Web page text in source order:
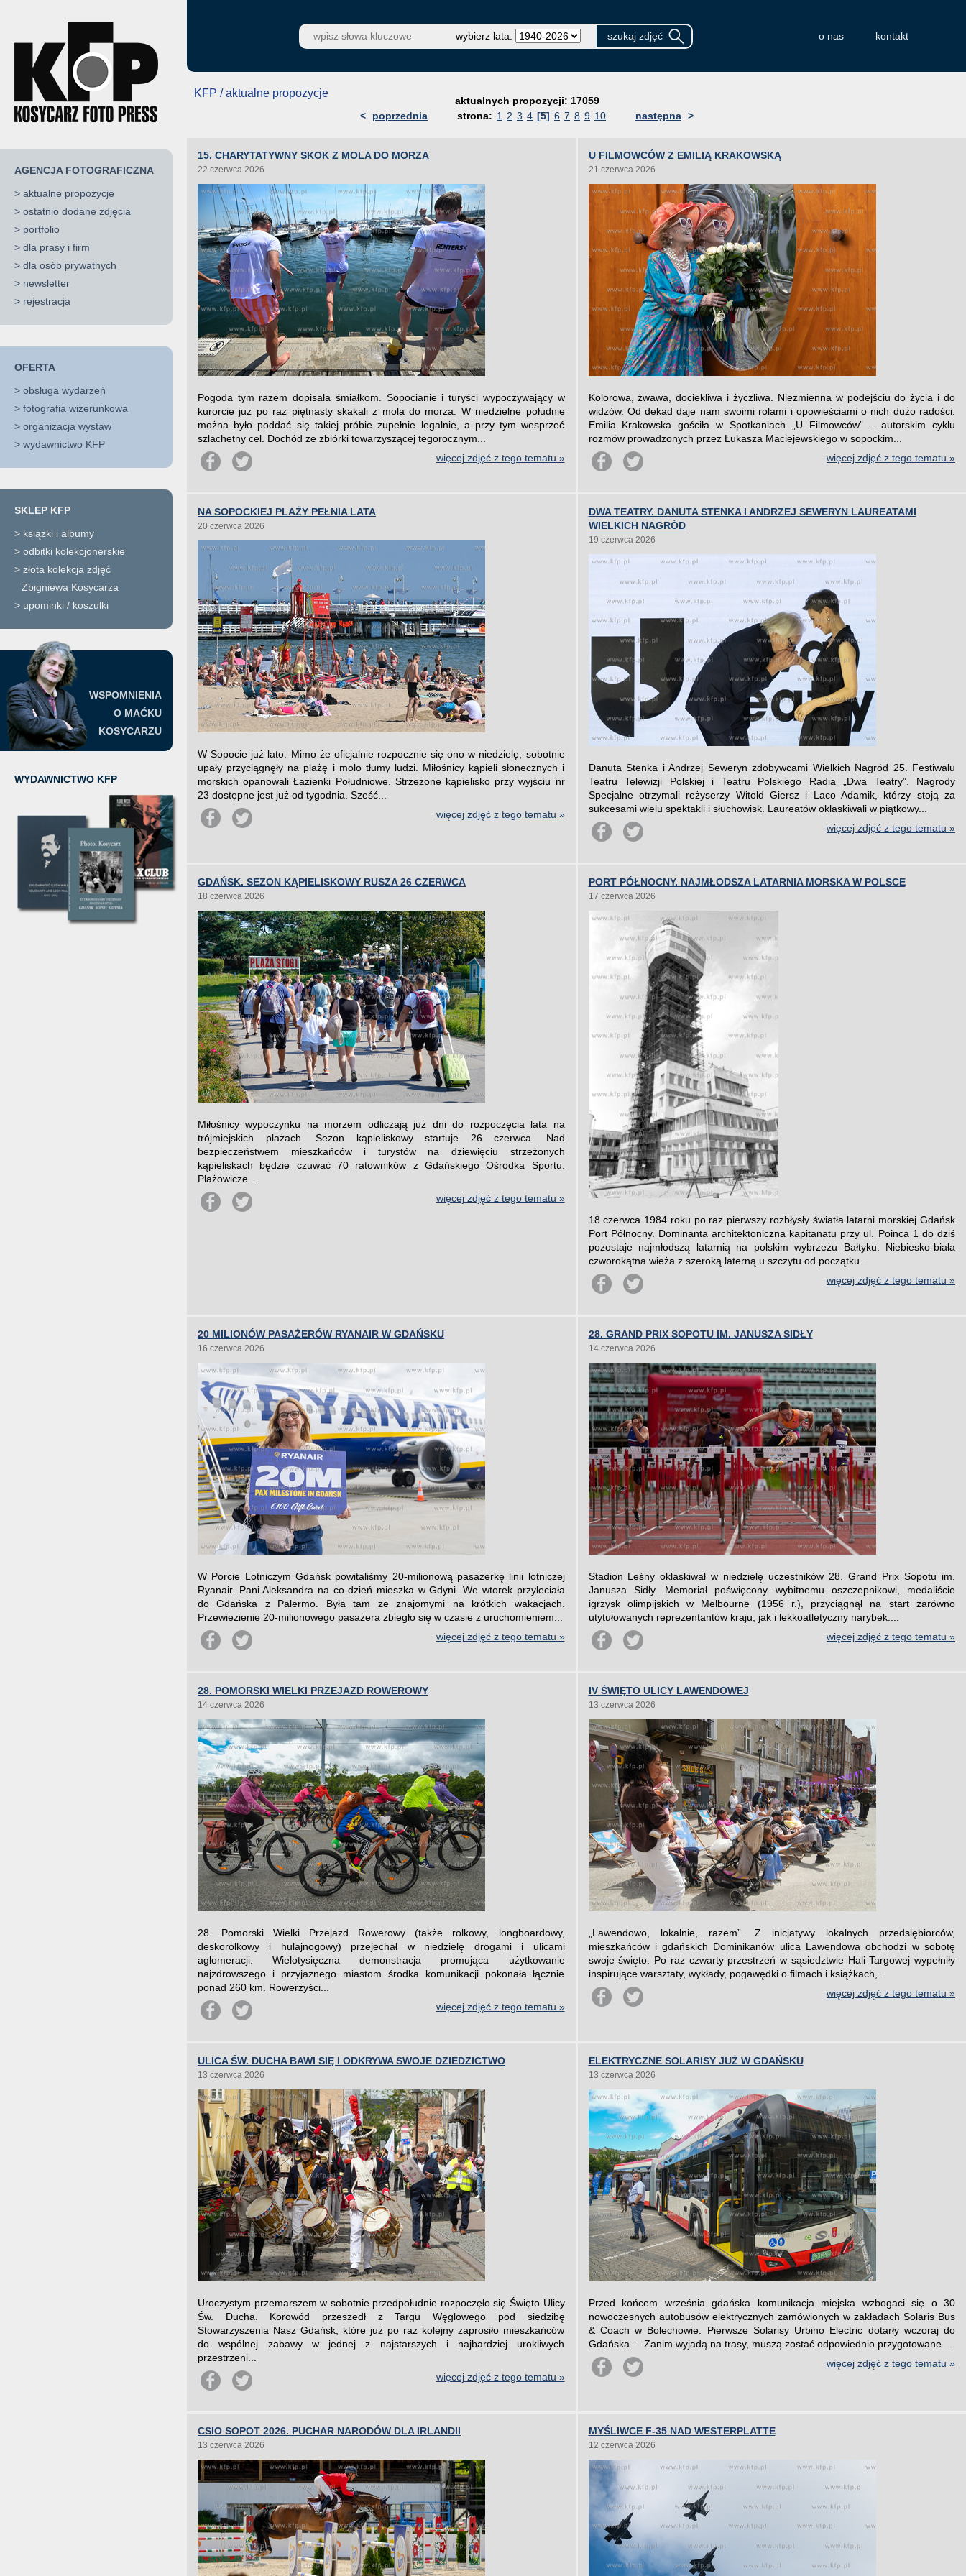
AGENCJA FOTOGRAFICZNA
> aktualne propozycje
> ostatnio dodane zdjęcia
> portfolio
> dla prasy i firm
> dla osób prywatnych
> newsletter
> rejestracja
OFERTA
> obsługa wydarzeń
> fotografia wizerunkowa
> organizacja wystaw
> wydawnictwo KFP
SKLEP KFP
> książki i albumy
> odbitki kolekcjonerskie
> złota kolekcja zdjęć
Zbigniewa Kosycarza
> upominki / koszulki
WSPOMNIENIA
O MAĆKU
KOSYCARZU
WYDAWNICTWO KFP
wybierz lata: o nas kontakt
KFP / aktualne propozycje
aktualnych propozycji: 17059
<
poprzednia strona: 1 2 3 4 [5] 6 7 8 9 10 następna >
15. CHARYTATYWNY SKOK Z MOLA DO MORZA
22 czerwca 2026
Pogoda tym razem dopisała śmiałkom. Sopocianie i turyści wypoczywający w
kurorcie już po raz piętnasty skakali z mola do morza. W niedzielne południe
można było poddać się takiej próbie zupełnie legalnie, a przy tym wesprzeć
szlachetny cel. Dochód ze zbiórki towarzyszącej tegorocznym...
więcej zdjęć z tego tematu »
U FILMOWCÓW Z EMILIĄ KRAKOWSKĄ
21 czerwca 2026
Kolorowa, żwawa, dociekliwa i życzliwa. Niezmienna w podejściu do życia i do
widzów. Od dekad daje nam swoimi rolami i opowieściami o nich dużo radości.
Emilia Krakowska gościła w Spotkaniach „U Filmowców” – autorskim cyklu
rozmów prowadzonych przez Łukasza Maciejewskiego w sopockim...
więcej zdjęć z tego tematu »
NA SOPOCKIEJ PLAŻY PEŁNIA LATA
20 czerwca 2026
W Sopocie już lato. Mimo że oficjalnie rozpocznie się ono w niedzielę, sobotnie
upały przyciągnęły na plażę i molo tłumy ludzi. Miłośnicy kąpieli słonecznych i
morskich opanowali Łazienki Południowe. Strzeżone kąpielisko przy wyjściu nr
23 dostępne jest już od tygodnia. Sześć...
więcej zdjęć z tego tematu »
DWA TEATRY. DANUTA STENKA I ANDRZEJ SEWERYN LAUREATAMI
WIELKICH NAGRÓD
19 czerwca 2026
Danuta Stenka i Andrzej Seweryn zdobywcami Wielkich Nagród 25. Festiwalu
Teatru Telewizji Polskiej i Teatru Polskiego Radia „Dwa Teatry”. Nagrody
Specjalne otrzymali reżyserzy Witold Giersz i Laco Adamik, którzy stoją za
sukcesami wielu spektakli i słuchowisk. Laureatów oklaskiwali w piątkowy...
więcej zdjęć z tego tematu »
GDAŃSK. SEZON KĄPIELISKOWY RUSZA 26 CZERWCA
18 czerwca 2026
Miłośnicy wypoczynku na morzem odliczają już dni do rozpoczęcia lata na
trójmiejskich plażach. Sezon kąpieliskowy startuje 26 czerwca. Nad
bezpieczeństwem mieszkańców i turystów na dziewięciu strzeżonych
kąpieliskach będzie czuwać 70 ratowników z Gdańskiego Ośrodka Sportu.
Plażowicze...
więcej zdjęć z tego tematu »
PORT PÓŁNOCNY. NAJMŁODSZA LATARNIA MORSKA W POLSCE
17 czerwca 2026
18 czerwca 1984 roku po raz pierwszy rozbłysły światła latarni morskiej Gdańsk
Port Północny. Dominanta architektoniczna kapitanatu przy ul. Poinca 1 do dziś
pozostaje najmłodszą latarnią na polskim wybrzeżu Bałtyku. Niebiesko-biała
czworokątna wieża z szeroką laterną u szczytu od początku...
więcej zdjęć z tego tematu »
20 MILIONÓW PASAŻERÓW RYANAIR W GDAŃSKU
16 czerwca 2026
W Porcie Lotniczym Gdańsk powitaliśmy 20-milionową pasażerkę linii lotniczej
Ryanair. Pani Aleksandra na co dzień mieszka w Gdyni. We wtorek przyleciała
do Gdańska z Palermo. Była tam ze znajomymi na krótkich wakacjach.
Przewiezienie 20-milionowego pasażera zbiegło się w czasie z uruchomieniem...
więcej zdjęć z tego tematu »
28. GRAND PRIX SOPOTU IM. JANUSZA SIDŁY
14 czerwca 2026
Stadion Leśny oklaskiwał w niedzielę uczestników 28. Grand Prix Sopotu im.
Janusza Sidły. Memoriał poświęcony wybitnemu oszczepnikowi, medaliście
igrzysk olimpijskich w Melbourne (1956 r.), przyciągnął na start zarówno
utytułowanych reprezentantów kraju, jak i lekkoatletyczny narybek....
więcej zdjęć z tego tematu »
28. POMORSKI WIELKI PRZEJAZD ROWEROWY
14 czerwca 2026
28. Pomorski Wielki Przejazd Rowerowy (także rolkowy, longboardowy,
deskorolkowy i hulajnogowy) przejechał w niedzielę drogami i ulicami
aglomeracji. Wielotysięczna demonstracja promująca użytkowanie
najzdrowszego i przyjaznego miastom środka komunikacji pokonała łącznie
ponad 260 km. Rowerzyści...
więcej zdjęć z tego tematu »
IV ŚWIĘTO ULICY LAWENDOWEJ
13 czerwca 2026
„Lawendowo, lokalnie, razem”. Z inicjatywy lokalnych przedsiębiorców,
mieszkańców i gdańskich Dominikanów ulica Lawendowa obchodzi w sobotę
swoje święto. Po raz czwarty przestrzeń w sąsiedztwie Hali Targowej wypełniły
inspirujące warsztaty, wykłady, pogawędki o filmach i książkach,...
więcej zdjęć z tego tematu »
ULICA ŚW. DUCHA BAWI SIĘ I ODKRYWA SWOJE DZIEDZICTWO
13 czerwca 2026
Uroczystym przemarszem w sobotnie przedpołudnie rozpoczęło się Święto Ulicy
Św. Ducha. Korowód przeszedł z Targu Węglowego pod siedzibę
Stowarzyszenia Nasz Gdańsk, które już po raz kolejny zaprosiło mieszkańców
do wspólnej zabawy w jednej z najstarszych i najbardziej urokliwych
przestrzeni...
więcej zdjęć z tego tematu »
ELEKTRYCZNE SOLARISY JUŻ W GDAŃSKU
13 czerwca 2026
Przed końcem września gdańska komunikacja miejska wzbogaci się o 30
nowoczesnych autobusów elektrycznych zamówionych w zakładach Solaris Bus
& Coach w Bolechowie. Pierwsze Solarisy Urbino Electric dotarły wczoraj do
Gdańska. – Zanim wyjadą na trasy, muszą zostać odpowiednio przygotowane....
więcej zdjęć z tego tematu »
CSIO SOPOT 2026. PUCHAR NARODÓW DLA IRLANDII
13 czerwca 2026
MYŚLIWCE F-35 NAD WESTERPLATTE
12 czerwca 2026